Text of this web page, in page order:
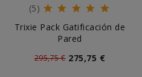
(5)
Trixie Pack Gatificación de
Pared
295,75 € 275,75 €